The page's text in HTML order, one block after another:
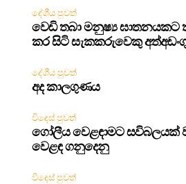
දේශීය පුවත්
වෙඩි තබා මනුෂ්‍ය ඝාතනයකට
කර සිටි සැකකරුවෙකු
දේශීය පුවත්
අද කාලගුණය
විදෙස් පුවත්
ගෝලීය වෙළඳාමට සවිබලයක්
වෙළඳ ගනුදෙනු
විදෙස් පුවත්